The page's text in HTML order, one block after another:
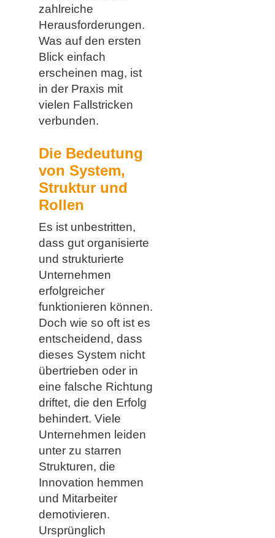
zahlreiche
Herausforderungen.
Was auf den ersten
Blick einfach
erscheinen mag, ist
in der Praxis mit
vielen Fallstricken
verbunden.
Die Bedeutung
von System,
Struktur und
Rollen
Es ist unbestritten,
dass gut organisierte
und strukturierte
Unternehmen
erfolgreicher
funktionieren können.
Doch wie so oft ist es
entscheidend, dass
dieses System nicht
übertrieben oder in
eine falsche Richtung
driftet, die den Erfolg
behindert. Viele
Unternehmen leiden
unter zu starren
Strukturen, die
Innovation hemmen
und Mitarbeiter
demotivieren.
Ursprünglich